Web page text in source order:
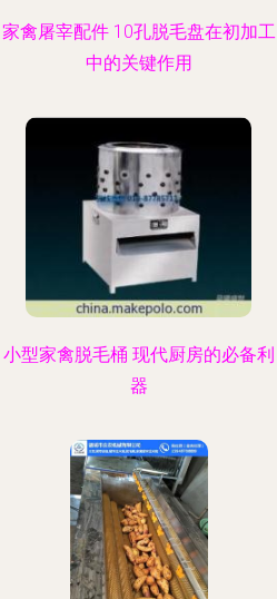
家禽屠宰配件 10孔脱毛盘在初加工
中的关键作用
小型家禽脱毛桶 现代厨房的必备利
器